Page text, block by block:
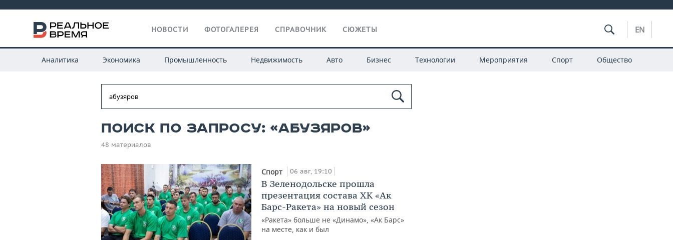
НОВОСТИ ФОТОГАЛЕРЕЯ СПРАВОЧНИК СЮЖЕТЫ EN
Аналитика Экономика Промышленность Недвижимость Авто Бизнес Технологии Мероприятия Спорт Общество
Поиск по запросу: «абузяров»
48 материалов
Спорт 06 авг, 19:10
В Зеленодольске прошла
презентация состава ХК «Ак
Барс-Ракета» на новый сезон
«Ракета» больше не «Динамо», «Ак Барс»
на месте, как и был